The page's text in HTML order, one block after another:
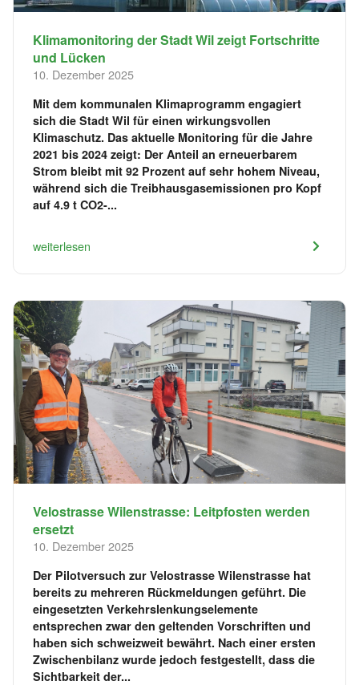
Klimamonitoring der Stadt Wil zeigt Fortschritte
und Lücken
10. Dezember 2025
Mit dem kommunalen Klimaprogramm engagiert
sich die Stadt Wil für einen wirkungsvollen
Klimaschutz. Das aktuelle Monitoring für die Jahre
2021 bis 2024 zeigt: Der Anteil an erneuerbarem
Strom bleibt mit 92 Prozent auf sehr hohem Niveau,
während sich die Treibhausgasemissionen pro Kopf
auf 4.9 t CO2-...
weiterlesen
Velostrasse Wilenstrasse: Leitpfosten werden
ersetzt
10. Dezember 2025
Der Pilotversuch zur Velostrasse Wilenstrasse hat
bereits zu mehreren Rückmeldungen geführt. Die
eingesetzten Verkehrslenkungselemente
entsprechen zwar den geltenden Vorschriften und
haben sich schweizweit bewährt. Nach einer ersten
Zwischenbilanz wurde jedoch festgestellt, dass die
Sichtbarkeit der...